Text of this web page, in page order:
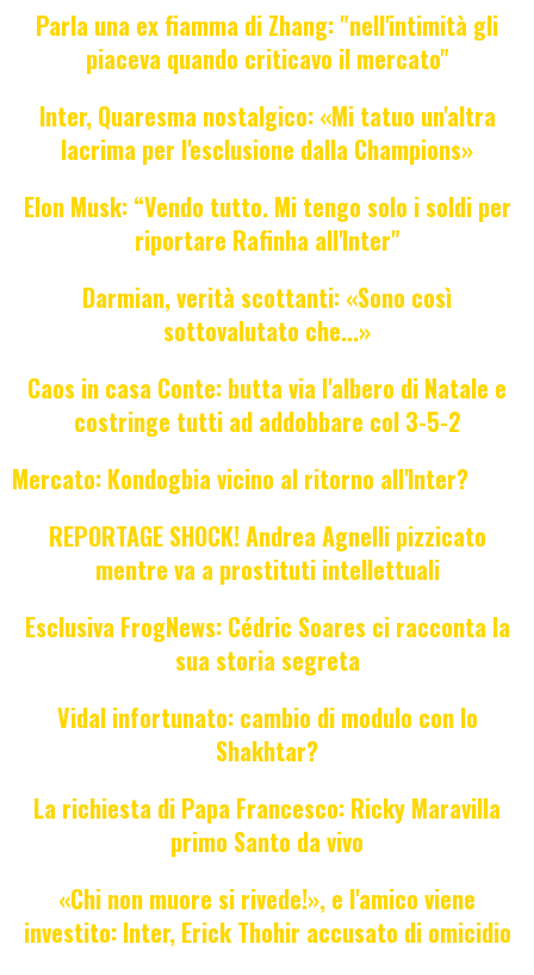
Parla una ex fiamma di Zhang: "nell'intimità gli
piaceva quando criticavo il mercato"
Inter, Quaresma nostalgico: «Mi tatuo un'altra
lacrima per l'esclusione dalla Champions»
Elon Musk: “Vendo tutto. Mi tengo solo i soldi per
riportare Rafinha all'Inter"
Darmian, verità scottanti: «Sono così
sottovalutato che...»
Caos in casa Conte: butta via l'albero di Natale e
costringe tutti ad addobbare col 3-5-2
Mercato: Kondogbia vicino al ritorno all'Inter?
REPORTAGE SHOCK! Andrea Agnelli pizzicato
mentre va a prostituti intellettuali
Esclusiva FrogNews: Cédric Soares ci racconta la
sua storia segreta
Vidal infortunato: cambio di modulo con lo
Shakhtar?
La richiesta di Papa Francesco: Ricky Maravilla
primo Santo da vivo
«Chi non muore si rivede!», e l'amico viene
investito: Inter, Erick Thohir accusato di omicidio